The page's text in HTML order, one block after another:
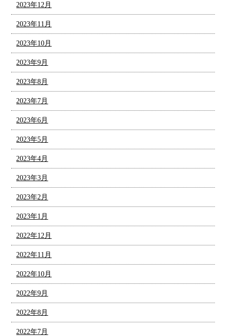
2023年12月
2023年11月
2023年10月
2023年9月
2023年8月
2023年7月
2023年6月
2023年5月
2023年4月
2023年3月
2023年2月
2023年1月
2022年12月
2022年11月
2022年10月
2022年9月
2022年8月
2022年7月